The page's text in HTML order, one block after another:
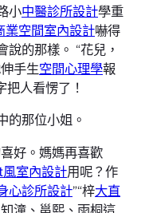
小中醫診所設計學重
業空間室內設計嚇得
的那樣。 “花兒，
手生空間心理學報
人看愣了！
的那位小姐。
好。媽媽再喜歡
室內設計用呢？作
心診所設計”“梓大直
潼、邕熙、雨桐這